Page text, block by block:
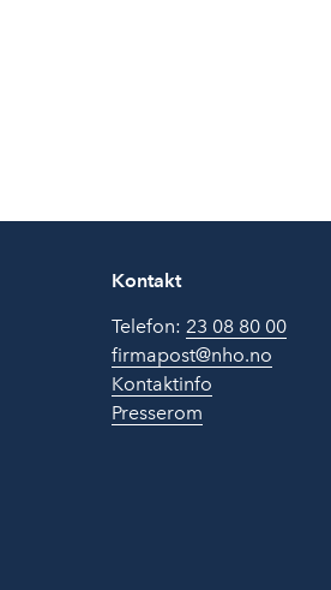
Kontakt
Telefon: 23 08 80 00
firmapost@nho.no
Kontaktinfo
Presserom